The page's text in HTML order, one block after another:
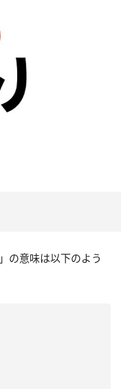
の意味は以下のよう